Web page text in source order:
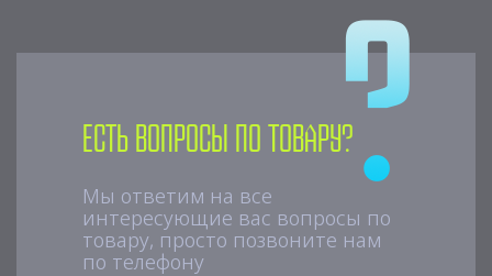
Есть вопросы по товару?
Мы ответим на все
интересующие вас вопросы по
товару, просто позвоните нам
по телефону